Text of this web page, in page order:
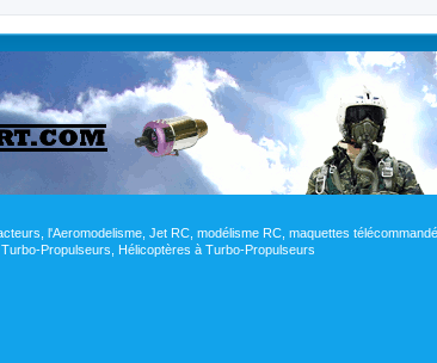
l'Aeromodelisme, Jet RC, modélisme RC, maquettes
Propulseurs, Hélicoptères à Turbo-Propulseurs